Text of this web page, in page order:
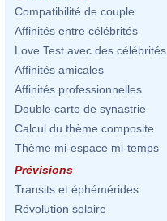
Compatibilité de couple
Affinités entre célébrités
Love Test avec des célébrités
Affinités amicales
Affinités professionnelles
Double carte de synastrie
Calcul du thème composite
Thème mi-espace mi-temps
Prévisions
Transits et éphémérides
Révolution solaire